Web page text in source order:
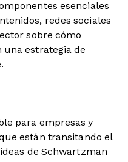
esenciales
redes sociales
sobre cómo
una estrategia de
para empresas y
están transitando el
de Schwartzman